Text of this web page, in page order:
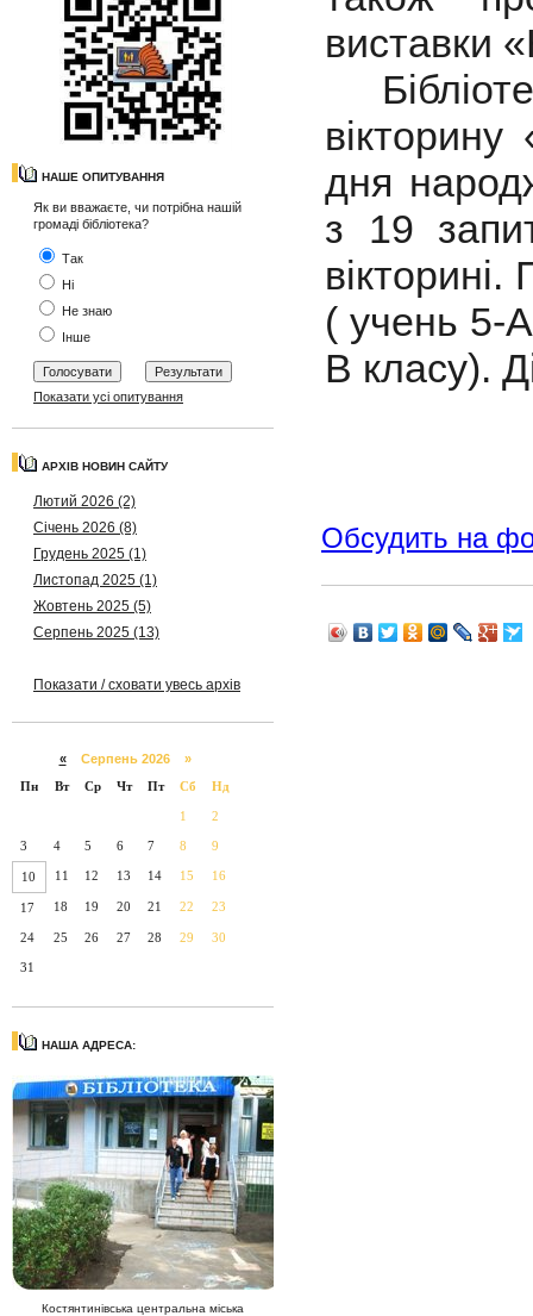
НАШЕ ОПИТУВАННЯ
Як ви вважаєте, чи потрібна нашій
громаді бібліотека?
Так
Ні
Не знаю
Інше
Показати усі опитування
АРХІВ НОВИН САЙТУ
Лютий 2026 (2)
Січень 2026 (8)
Грудень 2025 (1)
Листопад 2025 (1)
Жовтень 2025 (5)
Серпень 2025 (13)
Показати / сховати увесь архів
«Серпень 2026 »
Пн
Вт Ср Чт Пт Сб Нд
1 2
3 4 5 6 7 8 9
10 11 12 13 14 15 16
17 18 19 20 21 22 23
24 25 26 27 28 29 30
31
НАША АДРЕСА:
Костянтинівська центральна міська
виставки
дня
з 19
( учень 5-
В класу).
Обсудить на